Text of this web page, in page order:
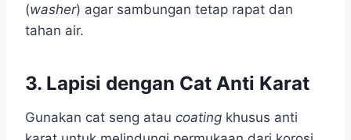
(washer) agar sambungan tetap rapat dan
tahan air.
3. Lapisi dengan Cat Anti Karat
Gunakan cat seng atau coating khusus anti